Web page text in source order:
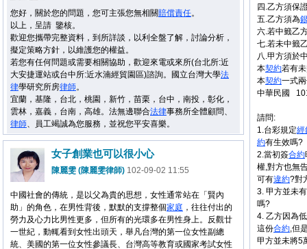
您好，關於您的問題，您可主張您無相關賠償責任。
以上，呈請 鑒核。
歡迎您攜帶完整資料，到所詳談，以利全盤了解，討論分析，
擬定策略方針，以維護您的權益。
若您有任何問題或需要相關協助，歡迎來電或來所(台北所:近
大安捷運站或台中所:近水湳經貿園區)諮詢。國立台灣大學法
律學研究所房律師。
宜蘭，基隆，台北，桃園，新竹，苗栗，台中，南投，彰化，
雲林，嘉義，台南，高雄。法無邊聯合法律事務所全體顧問、
律師、員工竭誠為您服務，並祝您平安喜樂。
四.乙方須保
五.乙方須為
六.若中籤乙
七.若未中籤
八.甲方須於
本契約若有
本契約一式
中華民國
請問:
1.台彩規定經
約有生效嗎?
2.當初簽合約
權,對方也無
可有違約?對
3. 甲方並未
嗎?
4. 乙方因為
這份合約,但
甲方並未將5
女子創業也可以很小心
陳麗雯 (陳麗雯律師) 102-09-02 11:55
中國社會的傳統，是以父為貴的思想，女性通常站在「賢內
助」的角色，在男性背後，默默的支撐整個家庭 ，往往付出的
勞力及心力比男性更多，但所有的光環多在男性身上。反觀廿
一世紀，動輒看到女性出頭天，舉凡台灣的第一位女性副總
統、美國的第一位女性參議長、台灣高等教育或國家考試女性